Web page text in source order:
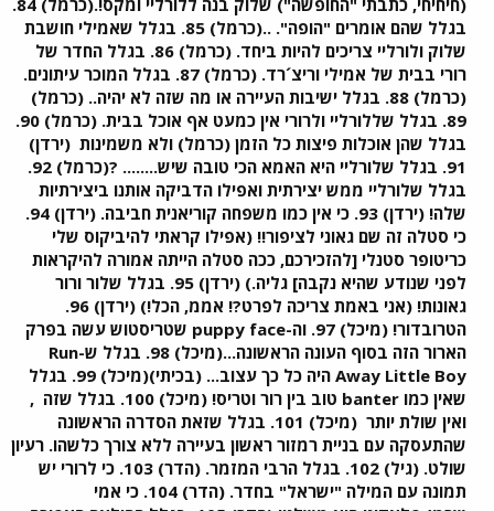
בגלל שהם אומרים "הופה". ..(כרמל) 85. בגלל שאמילי חושבת
שלוק ולורליי צריכים להיות ביחד. (כרמל) 86. בגלל החדר של
רורי בבית של אמילי וריצ´רד. (כרמל) 87. בגלל המוכר עיתונים.
(כרמל) 88. בגלל ישיבות העיירה או מה שזה לא יהיה.. (כרמל)
89. בגלל שללורליי ולרורי אין כמעט אף אוכל בבית. (כרמל) 90.
בגלל שהן אוכלות פיצות כל הזמן (כרמל) ולא משמינות (ירדן)
91. בגלל שלורליי היא האמא הכי טובה שיש........ ?(כרמל) 92.
בגלל שלורליי ממש יצירתית ואפילו הדביקה אותנו ביצירתיות
שלה! (ירדן) 93. כי אין כמו משפחה קוריאנית חביבה. (ירדן) 94.
כי סטלה זה שם גאוני לציפור!! (אפילו קראתי להיביקוס שלי
כריטופר סטנלי [להזכירכם, ככה סטלה הייתה אמורה להיקראות
לפני שנודע שהיא נקבה] גליה.) (ירדן) 95. בגלל שלור ורור
גאונות! (אני באמת צריכה לפרט?! אממ, הכל!) (ירדן) 96.
הטרובדור! (מיכל) 97. וה-puppy face שטריסטוש עשה בפרק
הארור הזה בסוף העונה הראשונה...(מיכל) 98. בגלל ש-Run
Away Little Boy היה כל כך עצוב... (בכיתי)(מיכל) 99. בגלל
שאין כמו banter טוב בין רור וטריס! (מיכל) 100. בגלל שזה
,
ואין שולת יותר
(מיכל) 101. בגלל שזאת הסדרה הראשונה
שהתעסקה עם בניית רמזור ראשון בעיירה ללא צורך כלשהו. רעיון
שולט. (גיל) 102. בגלל הרבי המזמר. (הדר) 103. כי לרורי יש
תמונה עם המילה "ישראל" בחדר. (הדר) 104. כי אמי